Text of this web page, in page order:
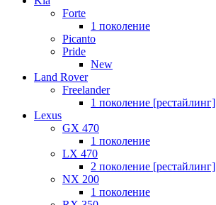
Forte
1 поколение
Picanto
Pride
New
Land Rover
Freelander
1 поколение [рестайлинг]
Lexus
GX 470
1 поколение
LX 470
2 поколение [рестайлинг]
NX 200
1 поколение